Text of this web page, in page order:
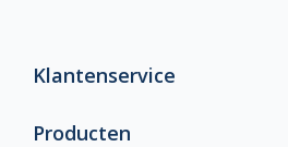
Klantenservice
Producten